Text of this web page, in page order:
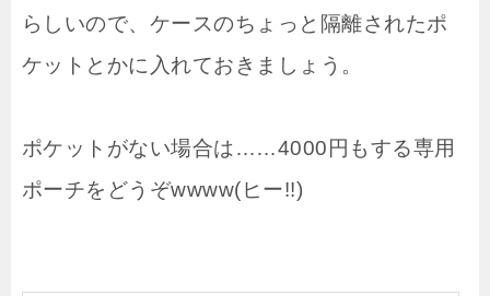
らしいので、ケースのちょっと隔離されたポ
ケットとかに入れておきましょう。
ポケットがない場合は……4000円もする専用
ポーチをどうぞwwww(ヒー!!)